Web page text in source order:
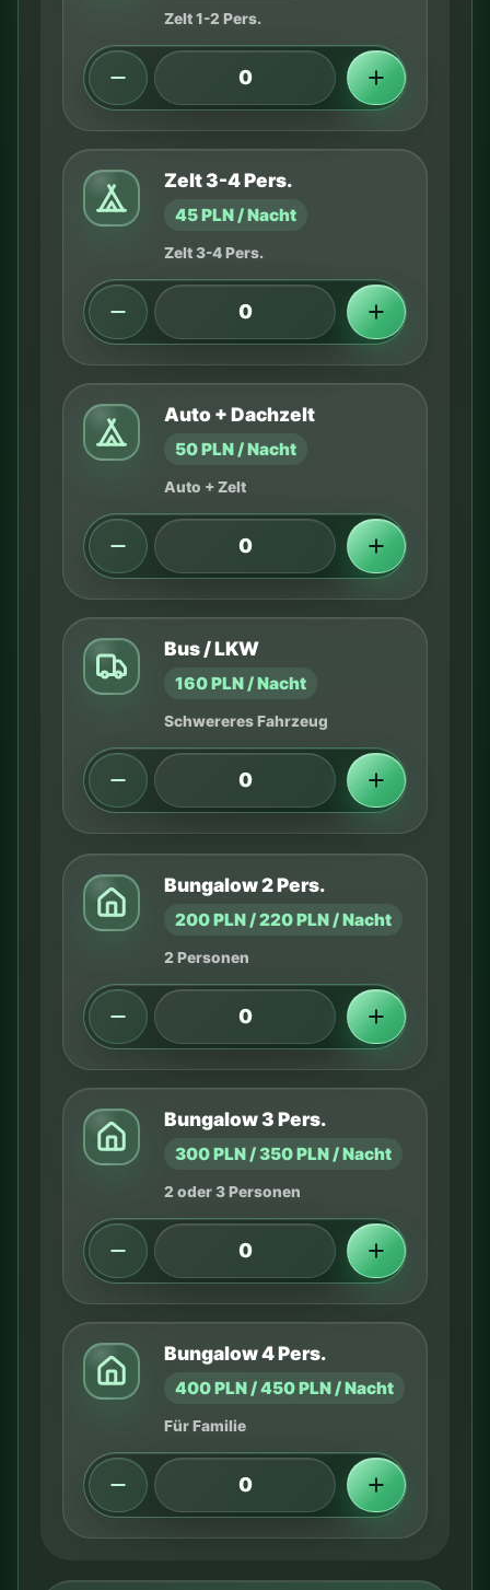
Zelt 1-2 Pers.
Zelt 3-4 Pers.
45 PLN / Nacht
Zelt 3-4 Pers.
Auto + Dachzelt
50 PLN / Nacht
Auto + Zelt
Bus / LKW
160 PLN / Nacht
Schwereres Fahrzeug
Bungalow 2 Pers.
200 PLN / 220 PLN / Nacht
2 Personen
Bungalow 3 Pers.
300 PLN / 350 PLN / Nacht
2 oder 3 Personen
Bungalow 4 Pers.
400 PLN / 450 PLN / Nacht
Für Familie